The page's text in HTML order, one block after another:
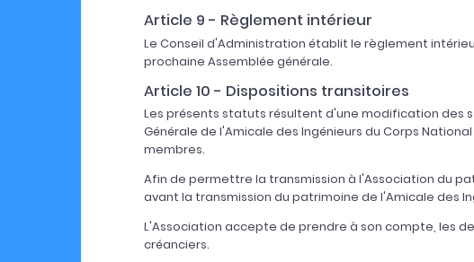
Article 9 - Règlement intérieur
Le Conseil d'Administration établit le règlement
prochaine Assemblée générale.
Article 10 - Dispositions transitoires
Les présents statuts résultent d'une modification des
Générale de l'Amicale des Ingénieurs du Corps
membres.
Afin de permettre la transmission à l'Association du
avant la transmission du patrimoine de l'Amicale des
L'Association accepte de prendre à son compte, les
créanciers.